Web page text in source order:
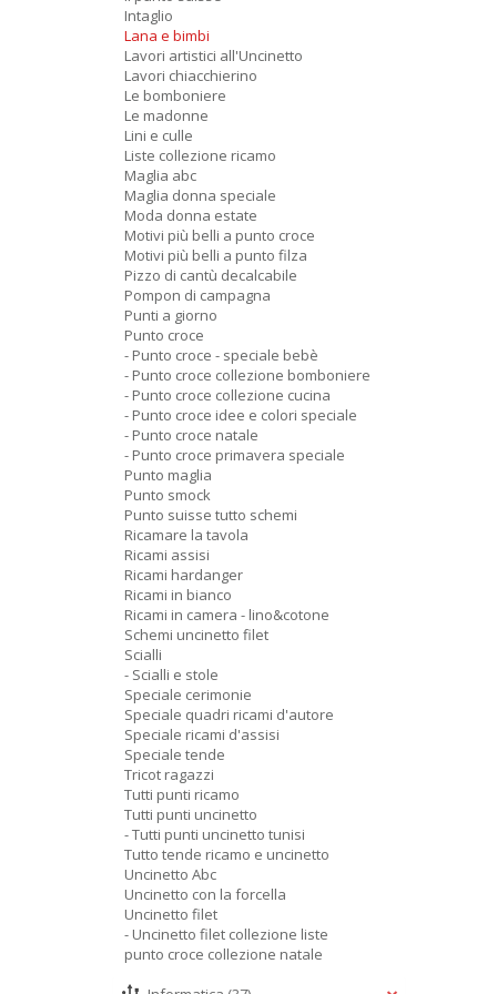
Intaglio
Lana e bimbi
Lavori artistici all'Uncinetto
Lavori chiacchierino
Le bomboniere
Le madonne
Lini e culle
Liste collezione ricamo
Maglia abc
Maglia donna speciale
Moda donna estate
Motivi più belli a punto croce
Motivi più belli a punto filza
Pizzo di cantù decalcabile
Pompon di campagna
Punti a giorno
Punto croce
- Punto croce - speciale bebè
- Punto croce collezione bomboniere
- Punto croce collezione cucina
- Punto croce idee e colori speciale
- Punto croce natale
- Punto croce primavera speciale
Punto maglia
Punto smock
Punto suisse tutto schemi
Ricamare la tavola
Ricami assisi
Ricami hardanger
Ricami in bianco
Ricami in camera - lino&cotone
Schemi uncinetto filet
Scialli
- Scialli e stole
Speciale cerimonie
Speciale quadri ricami d'autore
Speciale ricami d'assisi
Speciale tende
Tricot ragazzi
Tutti punti ricamo
Tutti punti uncinetto
- Tutti punti uncinetto tunisi
Tutto tende ricamo e uncinetto
Uncinetto Abc
Uncinetto con la forcella
Uncinetto filet
- Uncinetto filet collezione liste
punto croce collezione natale